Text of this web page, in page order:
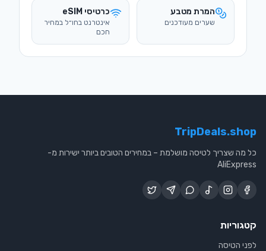
המרת מטבע
שערים מעודכנים
כרטיסי eSIM
אינטרנט בחו״ל במחיר
חכם
TripDeals.shop
כל מה שצריך לטיסה מושלמת – במחירים הטובים ביותר ישירות מ-
AliExpress
קטגוריות
לפני הטיסה